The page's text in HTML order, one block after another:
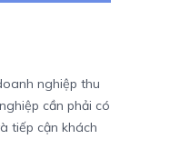
nghiệp thu
cần phải có
tiếp cận khách